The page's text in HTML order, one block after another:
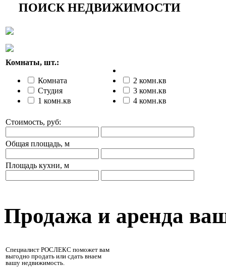
ПОИСК НЕДВИЖИМОСТИ
Комнаты, шт.:
Комната
Студия
1 комн.кв
2 комн.кв
3 комн.кв
4 комн.кв
Стоимость, руб:
Общая площадь, м
Площадь кухни, м
Продажа и аренда
Специалист РОСЛЕКС поможет вам
выгодно продать или сдать внаем
вашу недвижимость.